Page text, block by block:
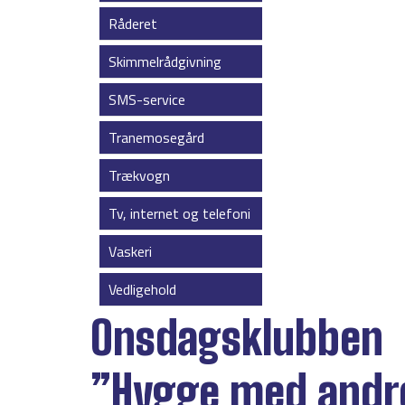
Råderet
Skimmelrådgivning
SMS-service
Tranemosegård
Trækvogn
Tv, internet og telefoni
Vaskeri
Vedligehold
Onsdagsklubben
”Hygge med